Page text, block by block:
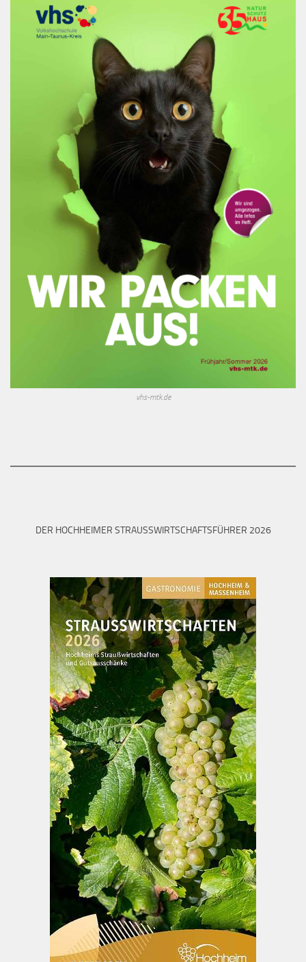
vhs-mtk.de
DER HOCHHEIMER STRAUSSWIRTSCHAFTSFÜHRER 2026